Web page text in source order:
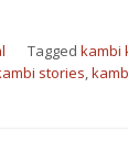
Tagged kambi
stories,